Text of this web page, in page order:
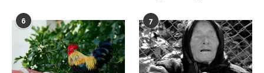
6 7